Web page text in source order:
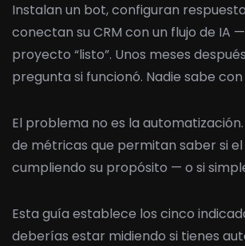
Instalan un bot, configuran
conectan su CRM con un flujo de IA
proyecto “listo”. Unos meses
pregunta si funcionó. Nadie sabe
El problema no es la automatización.
de métricas que permitan saber si
cumpliendo su propósito — o si
Esta guía establece los cinco
deberías estar midiendo si tienes